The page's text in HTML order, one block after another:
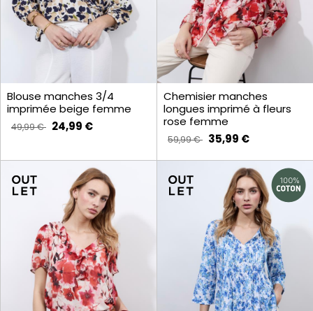
Blouse manches 3/4
imprimée beige femme
49,99 € 24,99 €
Chemisier manches
longues imprimé à fleurs
rose femme
59,99 € 35,99 €